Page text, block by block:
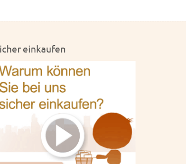
einkaufen